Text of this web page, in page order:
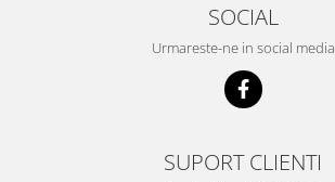
SOCIAL
Urmareste-ne in social media
SUPORT CLIENTI